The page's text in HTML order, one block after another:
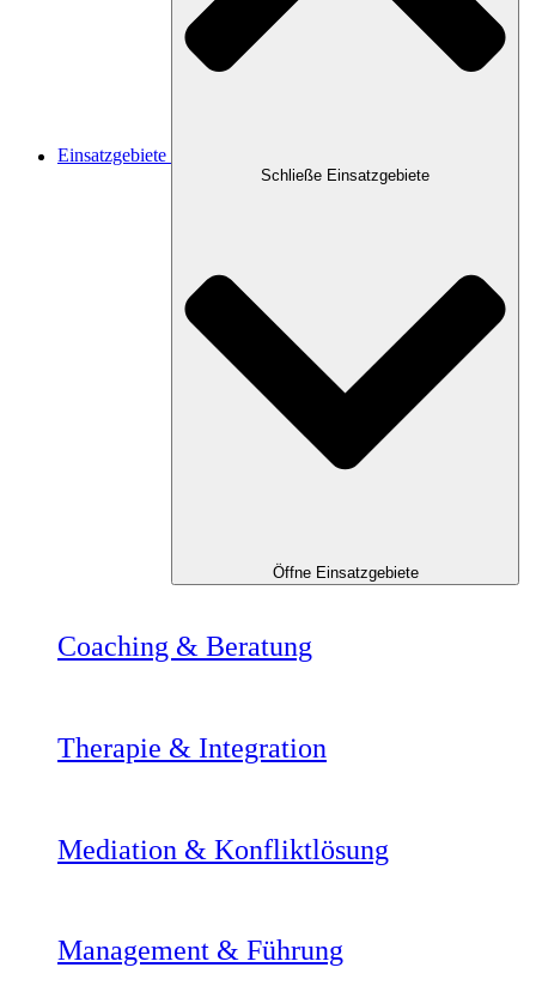
Einsatzgebiete
Schließe Einsatzgebiete
Öffne Einsatzgebiete
Coaching & Beratung
Therapie & Integration
Mediation & Konfliktlösung
Management & Führung